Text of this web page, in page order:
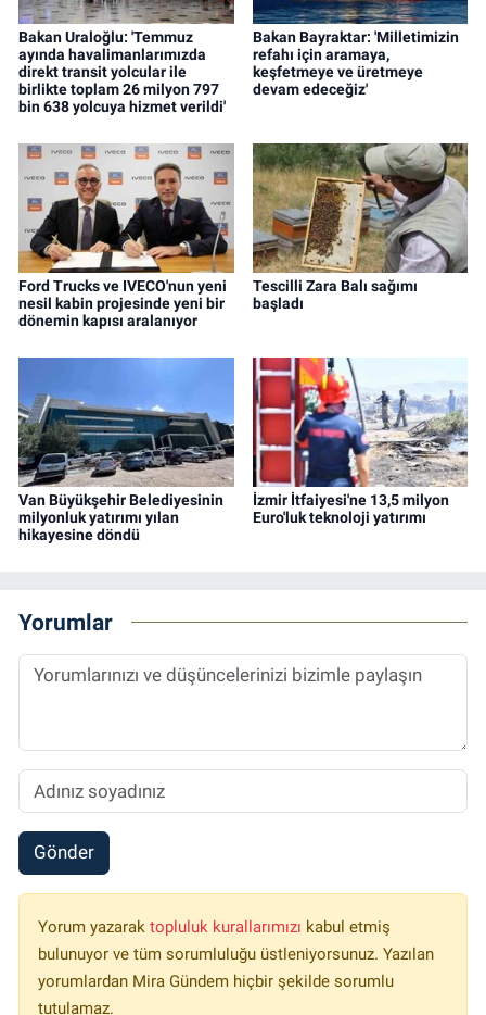
Bakan Uraloğlu: 'Temmuz
ayında havalimanlarımızda
direkt transit yolcular ile
birlikte toplam 26 milyon 797
bin 638 yolcuya hizmet verildi'
Bakan Bayraktar: 'Milletimizin
refahı için aramaya,
keşfetmeye ve üretmeye
devam edeceğiz'
Ford Trucks ve IVECO'nun yeni
nesil kabin projesinde yeni bir
dönemin kapısı aralanıyor
Tescilli Zara Balı sağımı
başladı
Van Büyükşehir Belediyesinin
milyonluk yatırımı yılan
hikayesine döndü
İzmir İtfaiyesi'ne 13,5 milyon
Euro'luk teknoloji yatırımı
Yorumlar
Gönder
Yorum yazarak topluluk kurallarımızı kabul etmiş
bulunuyor ve tüm sorumluluğu üstleniyorsunuz. Yazılan
yorumlardan Mira Gündem hiçbir şekilde sorumlu
tutulamaz.